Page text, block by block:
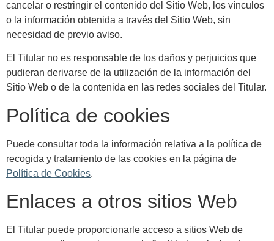
cancelar o restringir el contenido del Sitio Web, los vínculos
o la información obtenida a través del Sitio Web, sin
necesidad de previo aviso.
El Titular no es responsable de los daños y perjuicios que
pudieran derivarse de la utilización de la información del
Sitio Web o de la contenida en las redes sociales del Titular.
Política de cookies
Puede consultar toda la información relativa a la política de
recogida y tratamiento de las cookies en la página de
Política de Cookies.
Enlaces a otros sitios Web
El Titular puede proporcionarle acceso a sitios Web de